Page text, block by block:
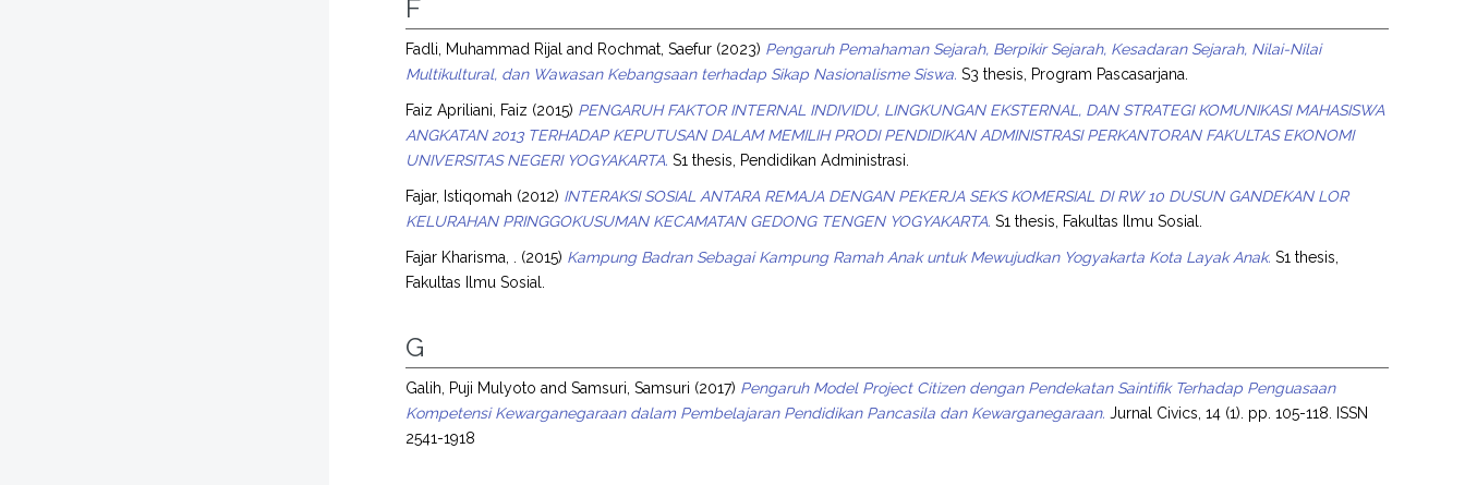
F
Fadli, Muhammad Rijal and Rochmat, Saefur (2023) Pengaruh Pemahaman Sejarah, Berpikir Sejarah, Kesadaran Sejarah, Nilai-Nilai
Multikultural, dan Wawasan Kebangsaan terhadap Sikap Nasionalisme Siswa. S3 thesis, Program Pascasarjana.
Faiz Apriliani, Faiz (2015) PENGARUH FAKTOR INTERNAL INDIVIDU, LINGKUNGAN EKSTERNAL, DAN STRATEGI KOMUNIKASI MAHASISWA
ANGKATAN 2013 TERHADAP KEPUTUSAN DALAM MEMILIH PRODI PENDIDIKAN ADMINISTRASI PERKANTORAN FAKULTAS EKONOMI
UNIVERSITAS NEGERI YOGYAKARTA. S1 thesis, Pendidikan Administrasi.
Fajar, Istiqomah (2012) INTERAKSI SOSIAL ANTARA REMAJA DENGAN PEKERJA SEKS KOMERSIAL DI RW 10 DUSUN GANDEKAN LOR
KELURAHAN PRINGGOKUSUMAN KECAMATAN GEDONG TENGEN YOGYAKARTA. S1 thesis, Fakultas Ilmu Sosial.
Fajar Kharisma, . (2015) Kampung Badran Sebagai Kampung Ramah Anak untuk Mewujudkan Yogyakarta Kota Layak Anak. S1 thesis,
Fakultas Ilmu Sosial.
G
Galih, Puji Mulyoto andSamsuri, Samsuri (2017) Pengaruh Model Project Citizen dengan Pendekatan Saintifik Terhadap Penguasaan
Kompetensi Kewarganegaraan dalam Pembelajaran Pendidikan Pancasila dan Kewarganegaraan. Jurnal Civics, 14 (1). pp. 105-118. ISSN
2541-1918